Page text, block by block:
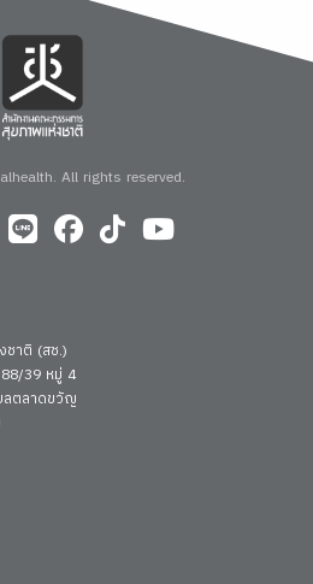
All rights reserved.
ชาติ (สช.)
39 หมู่ 4
ลตลาดขวัญ